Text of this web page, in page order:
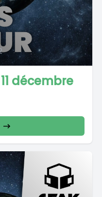
décembre